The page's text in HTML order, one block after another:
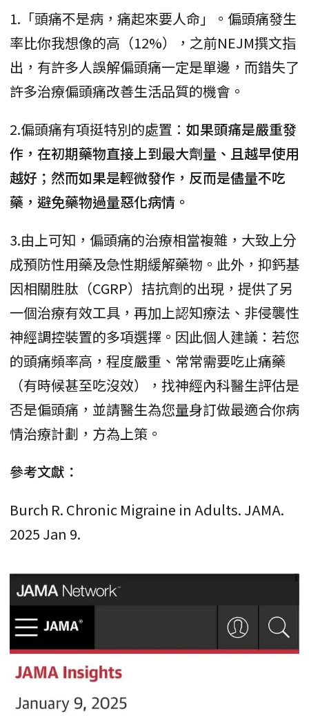
1.「頭痛不是病，痛起來要人命」。偏頭痛發生
率比你我想像的高（12%），之前NEJM撰文指
出，有許多人誤解偏頭痛一定是單邊，而錯失了
許多治療偏頭痛改善生活品質的機會。
2.偏頭痛有項挺特別的處置： 如果頭痛是嚴重發
作，在初期藥物直接上到最大劑量、且越早使用
越好；然而如果是輕微發作，反而是儘量不吃
藥，避免藥物過量惡化病情。
3.由上可知，偏頭痛的治療相當複雜，大致上分
成預防性用藥及急性期緩解藥物。此外，抑鈣基
因相關胜肽（CGRP）拮抗劑的出現，提供了另
一個治療有效工具，再加上認知療法、非侵襲性
神經調控裝置的多項選擇。因此個人建議：若您
的頭痛頻率高，程度嚴重、常常需要吃止痛藥
（有時候甚至吃沒效），找神經內科醫生評估是
否是偏頭痛，並請醫生為您量身訂做最適合你病
情治療計劃，方為上策。
參考文獻：
Burch R. Chronic Migraine in Adults. JAMA.
2025 Jan 9.